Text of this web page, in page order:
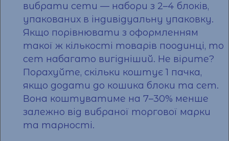
вибрати сети — набори з 2–4 блоків,
упакованих в індивідуальну упаковку.
Якщо порівнювати з оформленням
такої ж кількості товарів поодинці, то
сет набагато вигідніший. Не вірите?
Порахуйте, скільки коштує 1 пачка,
якщо додати до кошика блоки та сет.
Вона коштуватиме на 7–30% менше
залежно від вибраної торгової марки
та тарності.